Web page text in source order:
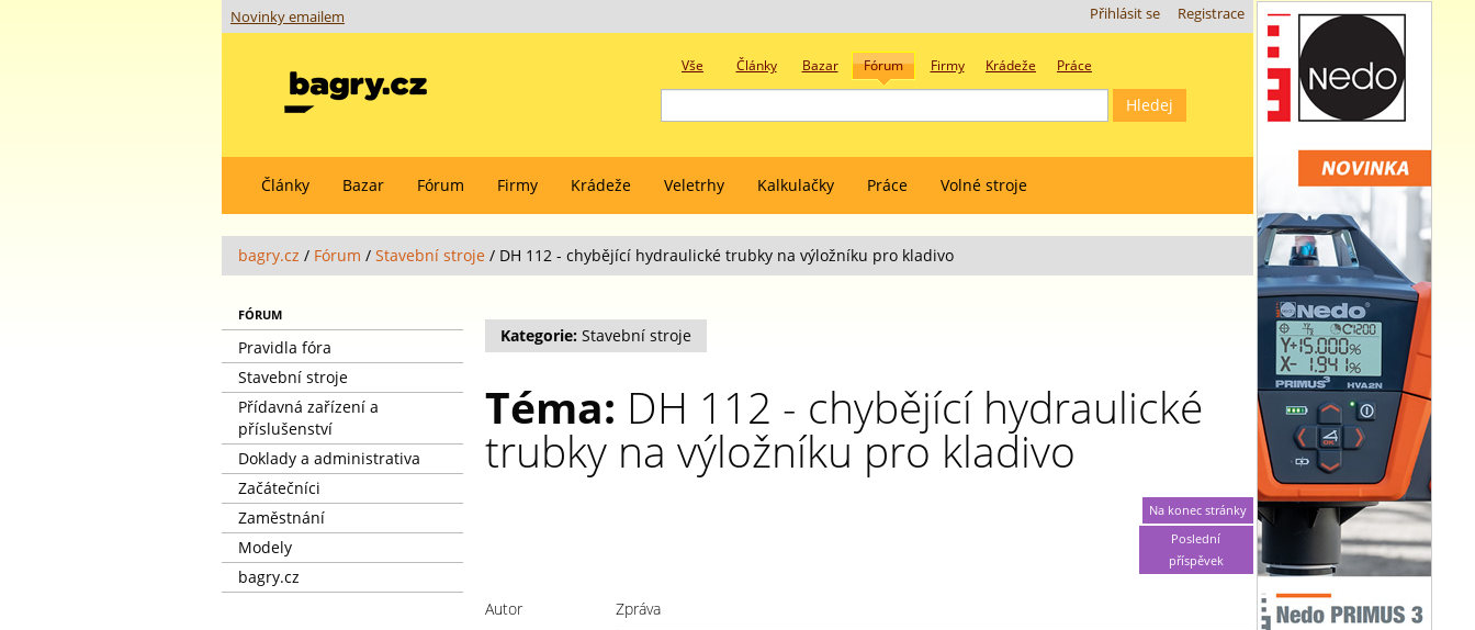
Novinky emailem Registrace
Přihlásit se
Vše Články Bazar Fórum Firmy Krádeže Práce
Články Bazar Fórum Firmy Krádeže Veletrhy Kalkulačky Práce Volné stroje
bagry.cz / Fórum / Stavební stroje / DH 112 - chybějící hydraulické trubky na výložníku pro kladivo
FÓRUM
Pravidla fóra
Stavební stroje
Přídavná zařízení a
příslušenství
Doklady a administrativa
Začátečníci
Zaměstnání
Modely
bagry.cz
Kategorie: Stavební stroje
Téma: DH 112 - chybějící hydraulické
trubky na výložníku pro kladivo
Na konec stránky
Poslední
příspěvek
Autor
Zpráva